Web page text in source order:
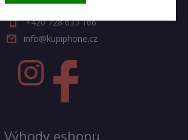
+420 728 633 166
info@kupiphone.cz
Výhody eshopu